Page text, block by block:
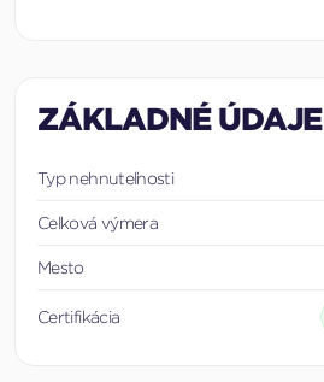
ZÁKLADNÉ ÚDAJE
Typ nehnuteľnosti
Celková výmera
Mesto
Certifikácia